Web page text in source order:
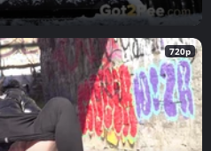
720p